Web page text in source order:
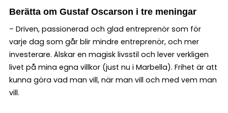
Berätta om Gustaf Oscarson i tre meningar
– Driven, passionerad och glad entreprenör som för
varje dag som går blir mindre entreprenör, och mer
investerare. Älskar en magisk livsstil och lever verkligen
livet på mina egna villkor (just nu i Marbella). Frihet är att
kunna göra vad man vill, när man vill och med vem man
vill.